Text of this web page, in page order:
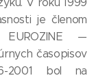
je členom
—
časopisov
2001 bol na